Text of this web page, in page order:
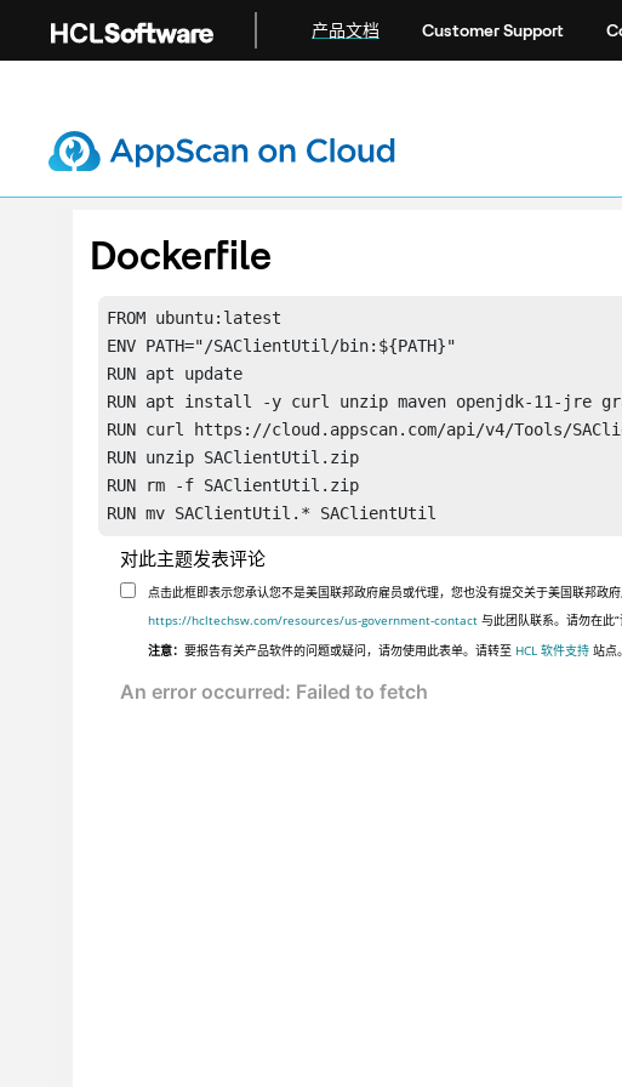
产品文档 Customer Support
Dockerfile
FROM ubuntu:latest
ENV PATH="/SAClientUtil/bin:${PATH}"
RUN apt update
RUN apt install -y curl unzip maven openjdk-11-jre
RUN curl https://cloud.appscan.com/api/v4/Tools/
RUN unzip SAClientUtil.zip
RUN rm -f SAClientUtil.zip
RUN mv SAClientUtil.* SAClientUtil
对此主题发表评论
点击此框即表示您承认您不是美国联邦政府雇员或代理，您也没有提交关于美国联邦
https://hcltechsw.com/resources/us-government-contact与此团队联系。请勿在此“
注意： 要报告有关产品软件的问题或疑问，请勿使用此表单。请转至 HCL 软件支持站点。